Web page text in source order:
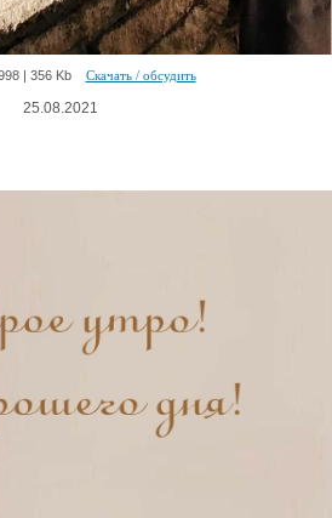
| 356 Kb Скачать / обсудить
25.08.2021